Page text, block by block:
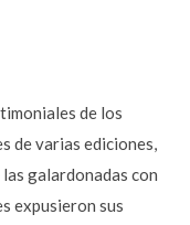
de los
de varias ediciones,
galardonadas con
expusieron sus